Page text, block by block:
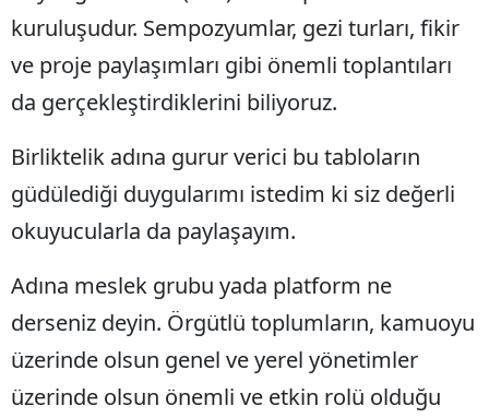
Erzurum
Isparta
Mersin
kuruluşudur. Sempozyumlar, gezi turları, fikir
ve proje paylaşımları gibi önemli toplantıları
da gerçekleştirdiklerini biliyoruz.
Birliktelik adına gurur verici bu tabloların
güdülediği duygularımı istedim ki siz değerli
okuyucularla da paylaşayım.
Adına meslek grubu yada platform ne
derseniz deyin. Örgütlü toplumların, kamuoyu
üzerinde olsun genel ve yerel yönetimler
üzerinde olsun önemli ve etkin rolü olduğu